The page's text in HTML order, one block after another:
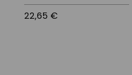
22,65 €